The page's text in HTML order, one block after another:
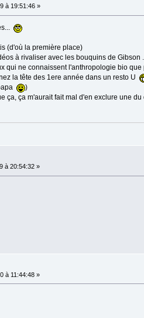
à 19:51:46 »
(d'où la première place)
à rivaliser avec les bouquins de Gibson
qui ne connaissent l'anthropologie bio
la tête des 1ere année dans un resto U
)
ça, ça m'aurait fait mal d'en exclure une
à 20:54:32 »
à 11:44:48 »